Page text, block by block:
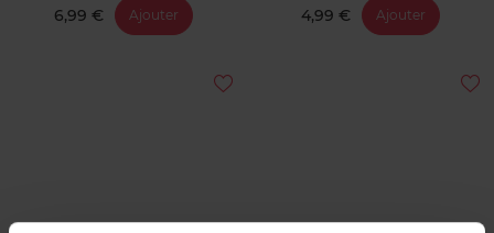
6,99 € Ajouter 4,99 € Ajouter